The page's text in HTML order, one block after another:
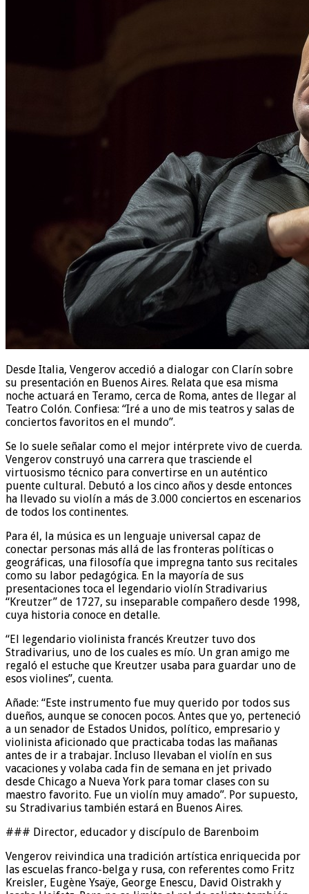
Desde Italia, Vengerov accedió a dialogar con Clarín sobre
su presentación en Buenos Aires. Relata que esa misma
noche actuará en Teramo, cerca de Roma, antes de llegar al
Teatro Colón. Confiesa: “Iré a uno de mis teatros y salas de
conciertos favoritos en el mundo”.
Se lo suele señalar como el mejor intérprete vivo de cuerda.
Vengerov construyó una carrera que trasciende el
virtuosismo técnico para convertirse en un auténtico
puente cultural. Debutó a los cinco años y desde entonces
ha llevado su violín a más de 3.000 conciertos en escenarios
de todos los continentes.
Para él, la música es un lenguaje universal capaz de
conectar personas más allá de las fronteras políticas o
geográficas, una filosofía que impregna tanto sus recitales
como su labor pedagógica. En la mayoría de sus
presentaciones toca el legendario violín Stradivarius
“Kreutzer” de 1727, su inseparable compañero desde 1998,
cuya historia conoce en detalle.
“El legendario violinista francés Kreutzer tuvo dos
Stradivarius, uno de los cuales es mío. Un gran amigo me
regaló el estuche que Kreutzer usaba para guardar uno de
esos violines”, cuenta.
Añade: “Este instrumento fue muy querido por todos sus
dueños, aunque se conocen pocos. Antes que yo, perteneció
a un senador de Estados Unidos, político, empresario y
violinista aficionado que practicaba todas las mañanas
antes de ir a trabajar. Incluso llevaban el violín en sus
vacaciones y volaba cada fin de semana en jet privado
desde Chicago a Nueva York para tomar clases con su
maestro favorito. Fue un violín muy amado”. Por supuesto,
su Stradivarius también estará en Buenos Aires.
### Director, educador y discípulo de Barenboim
Vengerov reivindica una tradición artística enriquecida por
las escuelas franco-belga y rusa, con referentes como Fritz
Kreisler, Eugène Ysaÿe, George Enescu, David Oistrakh y